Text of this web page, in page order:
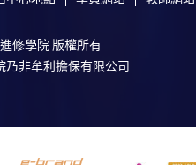
修學院 版權所有
乃非牟利擔保有限公司